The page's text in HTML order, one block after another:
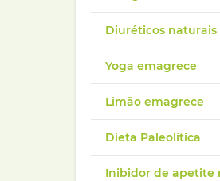
Diuréticos naturais
Yoga emagrece
Limão emagrece
Dieta Paleolítica
Inibidor de apetite